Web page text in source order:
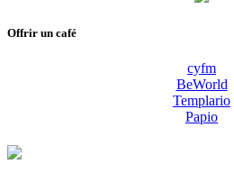
Offrir un café
cyfm
BeWorld
Templario
Papio